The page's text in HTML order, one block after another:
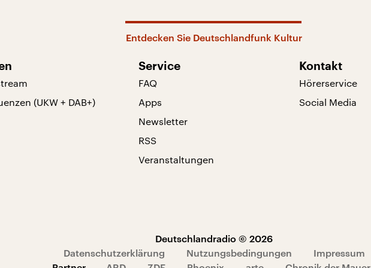
Entdecken Sie Deutschlandfunk Kultur
(UKW + DAB+)
Service
FAQ
Apps
Newsletter
RSS
Veranstaltungen
Kontakt
Hörerservice
Social Media
Deutschlandradio © 2026
Datenschutzerklärung
Nutzungsbedingungen
Impressum